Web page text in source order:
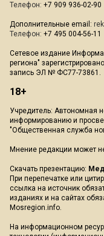
Телефон: +7 909 936-02-90
Дополнительные email:
Телефон: +7 495 004-56-11
Сетевое издание
региона"
запись ЭЛ № ФС77-73861.
18+
Учредитель: Автономная
информированию и
"Общественная служба
Мнение редакции может
Скачать презентацию:
При перепечатке или
ссылка на источник
изданиях и на сайтах
Mosregion.info.
На информационном